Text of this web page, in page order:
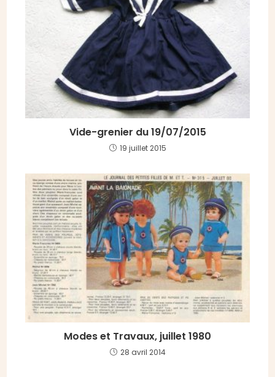
Vide-grenier du 19/07/2015
19 juillet 2015
Modes et Travaux, juillet 1980
28 avril 2014